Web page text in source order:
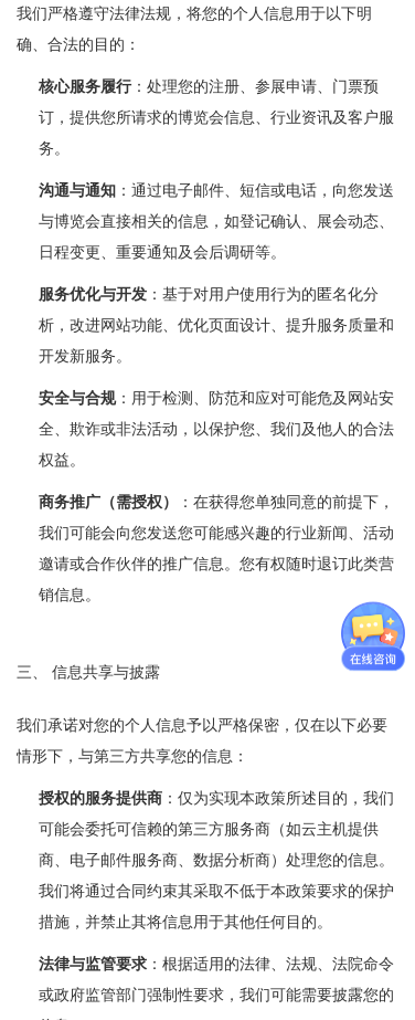
我们严格遵守法律法规，将您的个人信息用于以下明
确、合法的目的：
核心服务履行：处理您的注册、参展申请、门票预
订，提供您所请求的博览会信息、行业资讯及客户服
务。
沟通与通知 ：通过电子邮件、短信或电话，向您发送
与博览会直接相关的信息，如登记确认、展会动态、
日程变更、重要通知及会后调研等。
服务优化与开发 ：基于对用户使用行为的匿名化分
析，改进网站功能、优化页面设计、提升服务质量和
开发新服务。
安全与合规：用于检测、防范和应对可能危及网站安
全、欺诈或非法活动，以保护您、我们及他人的合法
权益。
商务推广（需授权）
：在获得您单独同意的前提下，
我们可能会向您发送您可能感兴趣的行业新闻、活动
邀请或合作伙伴的推广信息。您有权随时退订此类营
销信息。
三、 信息共享与披露
我们承诺对您的个人信息予以严格保密，仅在以下必要
情形下，与第三方共享您的信息：
授权的服务提供商 ：仅为实现本政策所述目的，我们
可能会委托可信赖的第三方服务商（如云主机提供
商、电子邮件服务商、数据分析商）处理您的信息。
我们将通过合同约束其采取不低于本政策要求的保护
措施，并禁止其将信息用于其他任何目的。
法律与监管要求 ：根据适用的法律、法规、法院命令
或政府监管部门强制性要求，我们可能需要披露您的